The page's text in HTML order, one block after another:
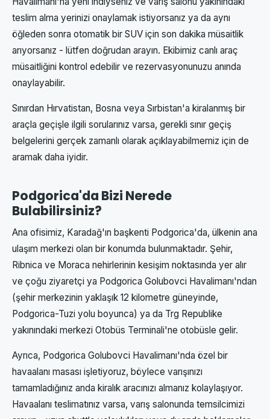
teslim alma yerinizi onaylamak istiyorsanız ya da aynı
öğleden sonra otomatik bir SUV için son dakika müsaitlik
arıyorsanız - lütfen doğrudan arayın. Ekibimiz canlı araç
müsaitliğini kontrol edebilir ve rezervasyonunuzu anında
onaylayabilir.
Sınırdan Hırvatistan, Bosna veya Sırbistan'a kiralanmış bir
araçla geçişle ilgili sorularınız varsa, gerekli sınır geçiş
belgelerini gerçek zamanlı olarak açıklayabilmemiz için de
aramak daha iyidir.
Podgorica'da Bizi Nerede
Bulabilirsiniz?
Ana ofisimiz, Karadağ'ın başkenti Podgorica'da, ülkenin ana
ulaşım merkezi olan bir konumda bulunmaktadır. Şehir,
Ribnica ve Moraca nehirlerinin kesişim noktasında yer alır
ve çoğu ziyaretçi ya Podgorica Golubovci Havalimanı'ndan
(şehir merkezinin yaklaşık 12 kilometre güneyinde,
Podgorica-Tuzi yolu boyunca) ya da Trg Republike
yakınındaki merkezi Otobüs Terminali'ne otobüsle gelir.
Ayrıca, Podgorica Golubovci Havalimanı'nda özel bir
havaalanı masası işletiyoruz, böylece varışınızı
tamamladığınız anda kiralık aracınızı almanız kolaylaşıyor.
Havaalanı teslimatınız varsa, varış salonunda temsilcimizi